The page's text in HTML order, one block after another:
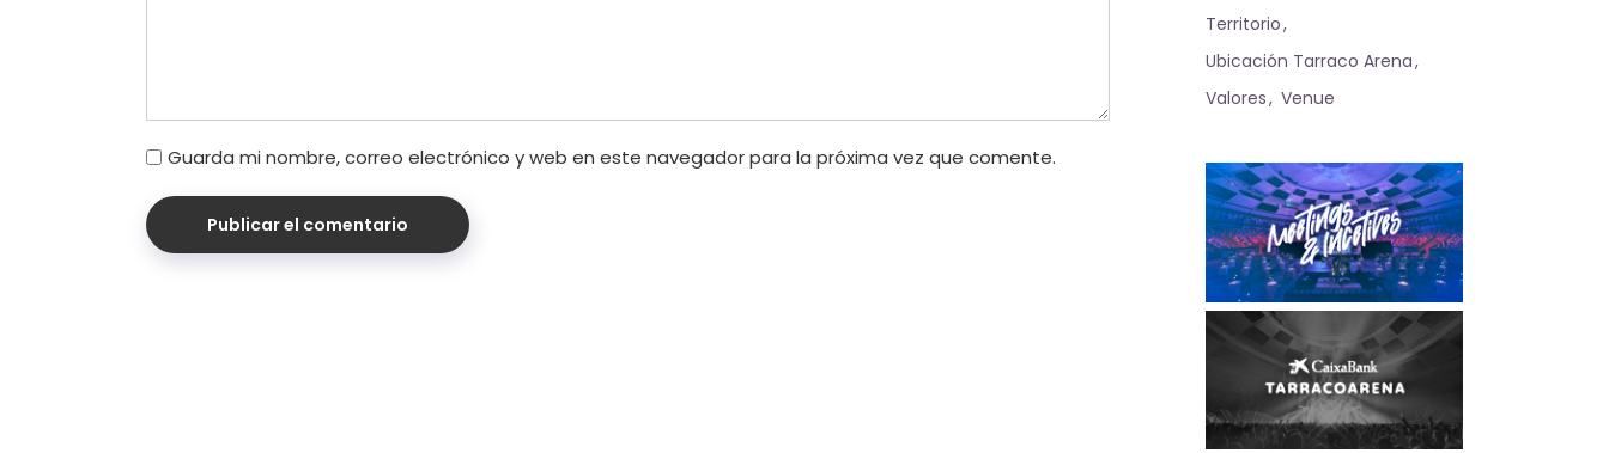
Guarda mi nombre, correo electrónico y web en este navegador para la próxima vez que comente.
Publicar el comentario
Territorio
Ubicación Tarraco Arena
Valores
Venue